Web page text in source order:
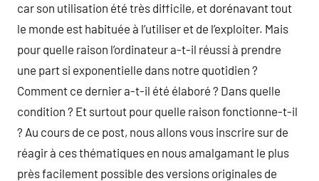
car son utilisation été très difficile, et dorénavant tout
le monde est habituée à l’utiliser et de l’exploiter. Mais
pour quelle raison l’ordinateur a-t-il réussi à prendre
une part si exponentielle dans notre quotidien ?
Comment ce dernier a-t-il été élaboré ? Dans quelle
condition ? Et surtout pour quelle raison fonctionne-t-il
? Au cours de ce post, nous allons vous inscrire sur de
réagir à ces thématiques en nous amalgamant le plus
près facilement possible des versions originales de